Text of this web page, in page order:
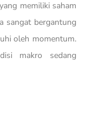
memiliki saham
sangat bergantung
oleh momentum.
makro sedang